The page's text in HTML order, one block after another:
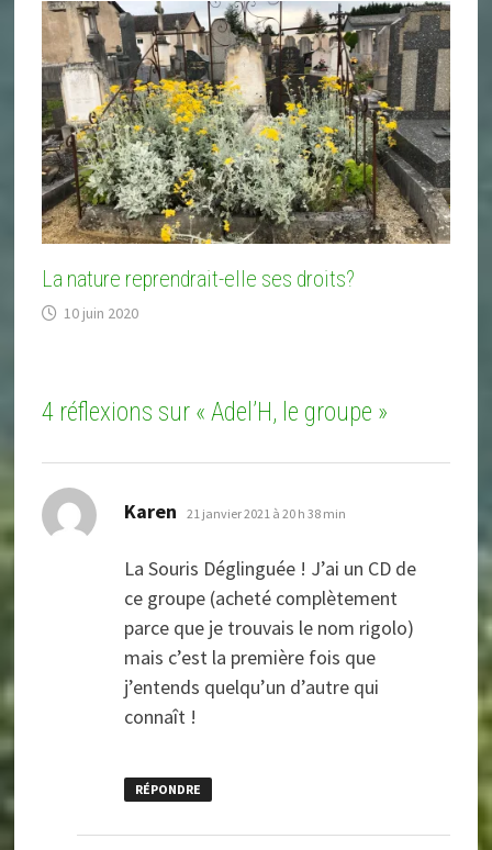
La nature reprendrait-elle ses droits?
10 juin 2020
4 réflexions sur «Adel’H, le groupe »
Karen dit :
21 janvier 2021 à 20 h 38 min
La Souris Déglinguée ! J’ai un CD de
ce groupe (acheté complètement
parce que je trouvais le nom rigolo)
mais c’est la première fois que
j’entends quelqu’un d’autre qui
connaît !
RÉPONDRE